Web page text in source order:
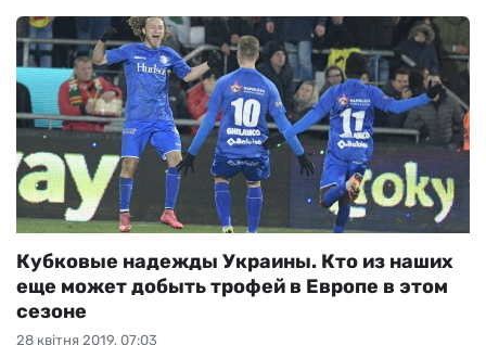
28 квітня 2019, 07:03
Кубковые надежды Украины. Кто из наших
еще может добыть трофей в Европе в этом
сезоне